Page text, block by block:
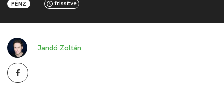
PÉNZ frissítve
Jandó Zoltán